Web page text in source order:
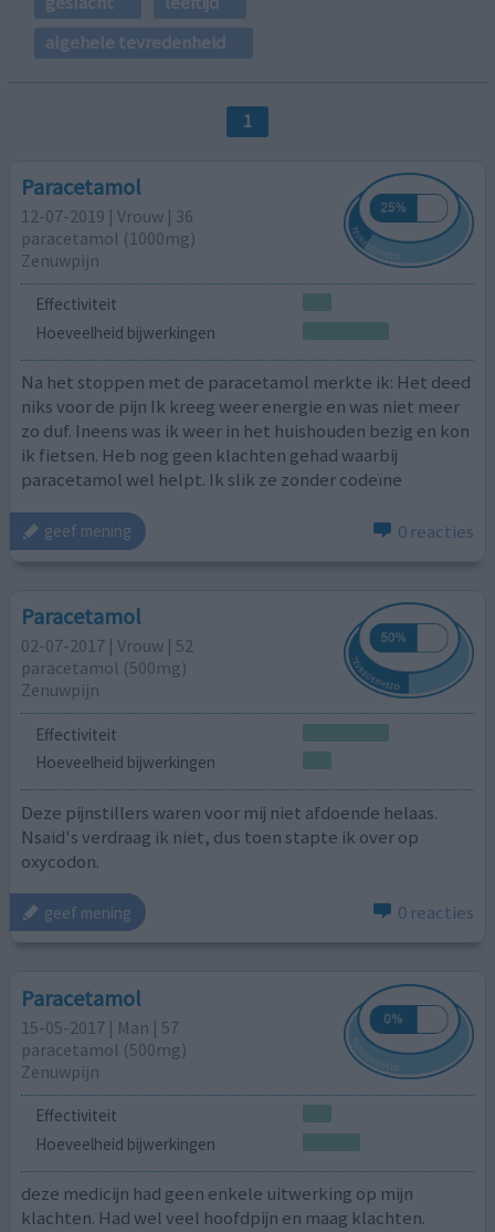
algehele tevredenheid
1
Paracetamol
12-07-2019 | Vrouw | 36
paracetamol (1000mg)
Zenuwpijn
Effectiviteit
Hoeveelheid bijwerkingen
Na het stoppen met de paracetamol merkte ik: Het deed
niks voor de pijn Ik kreeg weer energie en was niet meer
zo duf. Ineens was ik weer in het huishouden bezig en kon
ik fietsen. Heb nog geen klachten gehad waarbij
paracetamol wel helpt. Ik slik ze zonder codeïne
geef mening 0 reacties
Paracetamol
02-07-2017 | Vrouw | 52
paracetamol (500mg)
Zenuwpijn
Effectiviteit
Hoeveelheid bijwerkingen
Deze pijnstillers waren voor mij niet afdoende helaas.
Nsaid's verdraag ik niet, dus toen stapte ik over op
oxycodon.
geef mening 0 reacties
Paracetamol
15-05-2017 | Man | 57
paracetamol (500mg)
Zenuwpijn
Effectiviteit
Hoeveelheid bijwerkingen
deze medicijn had geen enkele uitwerking op mijn
klachten. Had wel veel hoofdpijn en maag klachten.